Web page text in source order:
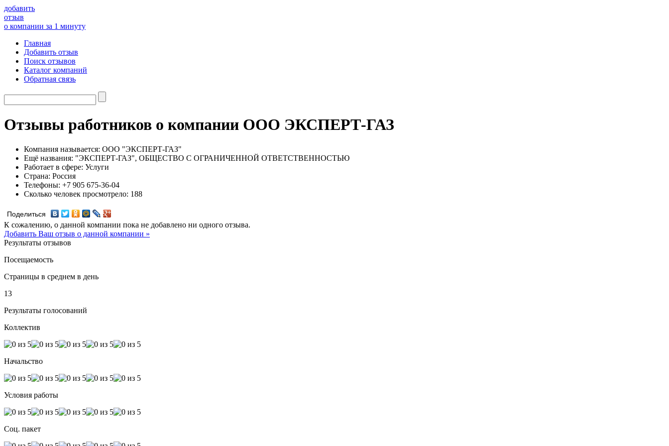
добавить
отзыв
о компании за 1 минуту
Главная
Добавить отзыв
Поиск отзывов
Каталог компаний
Обратная связь
Отзывы работников о компании ООО ЭКСПЕРТ-ГАЗ
Компания называется: ООО "ЭКСПЕРТ-ГАЗ"
Ещё названия: "ЭКСПЕРТ-ГАЗ", ОБЩЕСТВО С ОГРАНИЧЕННОЙ ОТВЕТСТВЕННОСТЬЮ
Работает в сфере: Услуги
Страна: Россия
Телефоны: +7 905 675-36-04
Сколько человек просмотрело: 188
Поделиться
К сожалению, о данной компании пока не добавлено ни одного отзыва.
Добавить Ваш отзыв о данной компании »
Результаты отзывов
Посещаемость
Страницы в среднем в день
13
Результаты голосований
Коллектив
Начальство
Условия работы
Соц. пакет